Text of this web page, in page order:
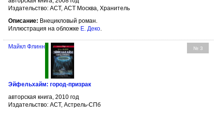
Издательство: АСТ, АСТ Москва, Хранитель
Описание: Внецикловый роман.
Иллюстрация на обложке Е. Деко.
№ 3
Майкл Флинн
Эйфельхайм: город-призрак
авторская книга, 2010 год
Издательство: АСТ, Астрель-СПб